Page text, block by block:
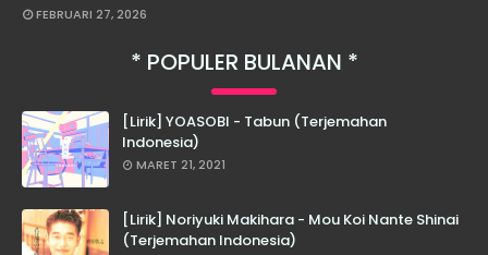
FEBRUARI 27, 2026
POPULER BULANAN
[Lirik] YOASOBI - Tabun (Terjemahan
Indonesia)
MARET 21, 2021
[Lirik] Noriyuki Makihara - Mou Koi Nante Shinai
(Terjemahan Indonesia)